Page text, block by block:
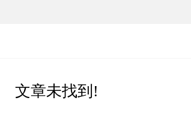
文章未找到!